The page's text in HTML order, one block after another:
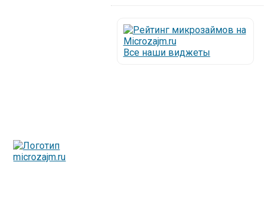
Все наши виджеты